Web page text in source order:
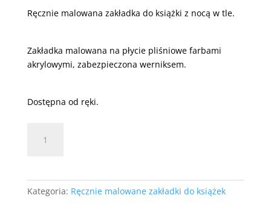
Ręcznie malowana zakładka do książki z nocą w tle.
Zakładka malowana na płycie pliśniowe farbami
akrylowymi, zabezpieczona werniksem.
Dostępna od ręki.
Zakładka
Kategoria: Ręcznie malowane zakładki do książek